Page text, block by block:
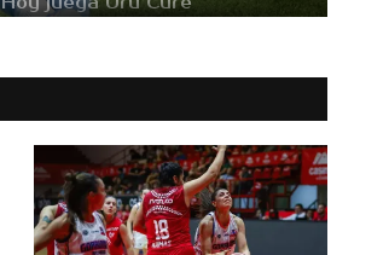
Otra derrota pero, no
desentonó